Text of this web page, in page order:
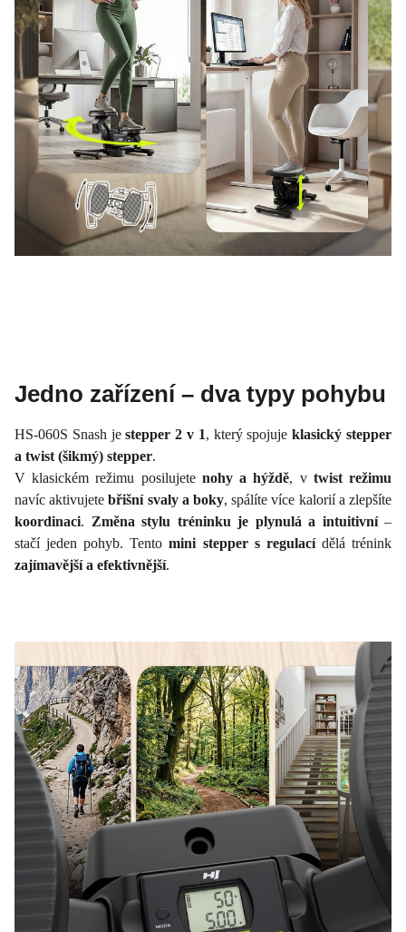
Jedno zařízení – dva typy pohybu
HS-060S Snash jestepper 2 v 1, který spojujeklasický stepper
a twist (šikmý) stepper.
V klasickém režimu posilujete nohy a hýždě, v twist režimu
navíc aktivujetebřišní svaly a boky, spálíte více kalorií a zlepšíte
koordinaci. Změna stylu tréninku je plynulá a intuitivní–
stačí jeden pohyb. Tentomini stepper s regulacídělá trénink
zajímavější a efektivnější.